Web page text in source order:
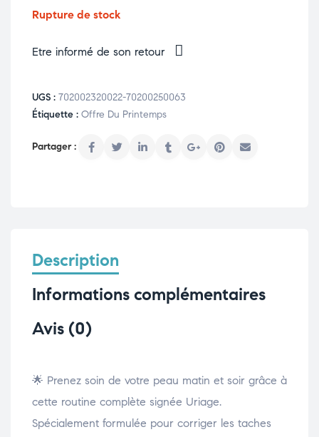
Rupture de stock
Etre informé de son retour
UGS : 702002320022-70200250063
Étiquette : Offre Du Printemps
Description
Informations complémentaires
Avis (0)
🌟 Prenez soin de votre peau matin et soir grâce à
cette routine complète signée Uriage.
Spécialement formulée pour corriger les taches